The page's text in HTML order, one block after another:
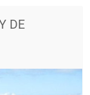
DE